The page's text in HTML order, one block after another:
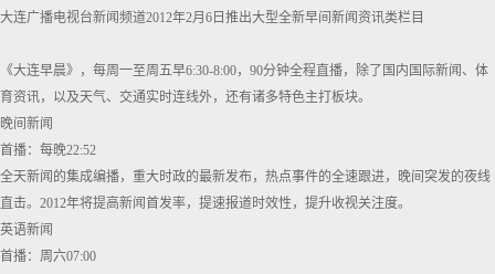
大连广播电视台新闻频道2012年2月6日推出大型全新早间新闻资讯类栏目
《大连早晨》，每周一至周五早6:30-8:00，90分钟全程直播，除了国内国际新闻、体
育资讯，以及天气、交通实时连线外，还有诸多特色主打板块。
晚间新闻
首播：每晚22:52
全天新闻的集成编播，重大时政的最新发布，热点事件的全速跟进，晚间突发的夜线
直击。2012年将提高新闻首发率，提速报道时效性，提升收视关注度。
英语新闻
首播：周六07:00